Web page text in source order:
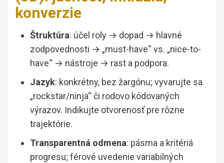
konverzie
Štruktúra: účel roly → dopad → hlavné
zodpovednosti → „must-have“ vs. „nice-to-
have“ → nástroje → rast a podpora.
Jazyk: konkrétny, bez žargónu; vyvarujte sa
„rockstar/ninja“ či rodovo kódovaných
výrazov. Indikujte otvorenosť pre rôzne
trajektórie.
Transparentná odmena: pásma a kritériá
progresu; férové uvedenie variabilných